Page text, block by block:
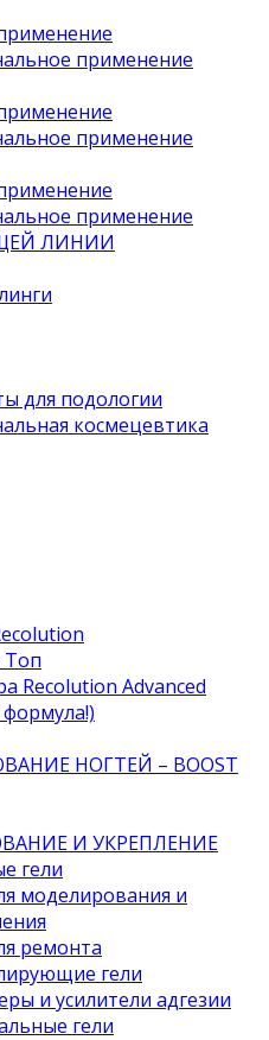
применение
применение
применение
ЛИНИИ
для подологии
космецевтика
Топ
Recolution Advanced
НОГТЕЙ – BOOST
И УКРЕПЛЕНИЕ
гели
моделирования и
ремонта
гели
и усилители адгезии
гели